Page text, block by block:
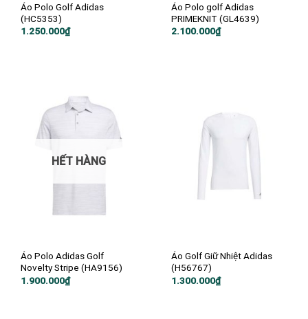
Áo Polo Golf Adidas
(HC5353)
1.250.000₫
Áo Polo golf Adidas
PRIMEKNIT (GL4639)
2.100.000₫
HẾT HÀNG
Áo Polo Adidas Golf
Novelty Stripe (HA9156)
1.900.000₫
Áo Golf Giữ Nhiệt Adidas
(H56767)
1.300.000₫